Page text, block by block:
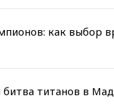
как выбор
титанов в